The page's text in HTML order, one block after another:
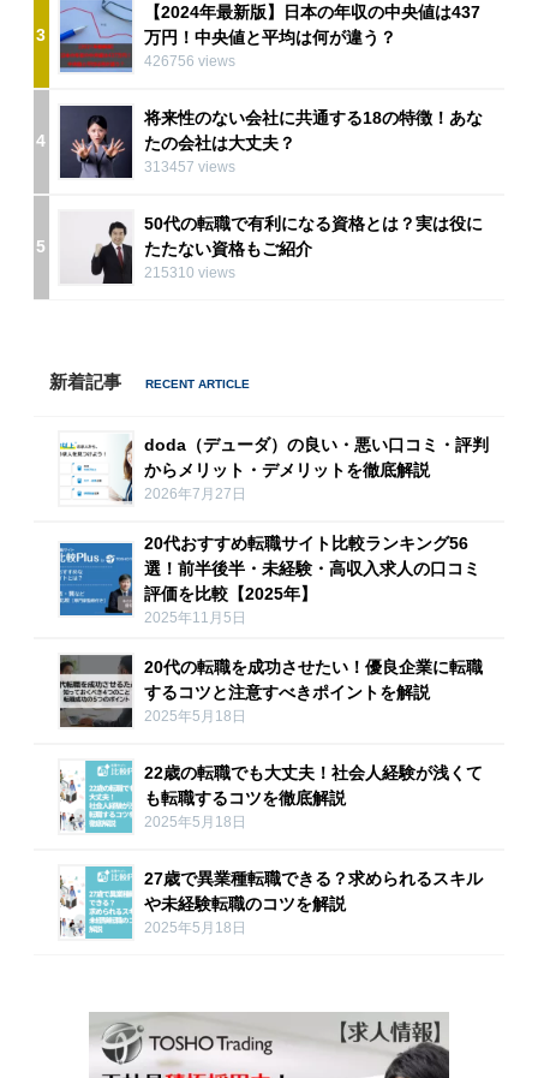
3
【2024年最新版】日本の年収の中央値は437
万円！中央値と平均は何が違う？
426756 views
4
将来性のない会社に共通する18の特徴！あな
たの会社は大丈夫？
313457 views
5
50代の転職で有利になる資格とは？実は役に
たたない資格もご紹介
215310 views
新着記事
doda（デューダ）の良い・悪い口コミ・評判
からメリット・デメリットを徹底解説
2026年7月27日
20代おすすめ転職サイト比較ランキング56
選！前半後半・未経験・高収入求人の口コミ
評価を比較【2025年】
2025年11月5日
20代の転職を成功させたい！優良企業に転職
するコツと注意すべきポイントを解説
2025年5月18日
22歳の転職でも大丈夫！社会人経験が浅くて
も転職するコツを徹底解説
2025年5月18日
27歳で異業種転職できる？求められるスキル
や未経験転職のコツを解説
2025年5月18日